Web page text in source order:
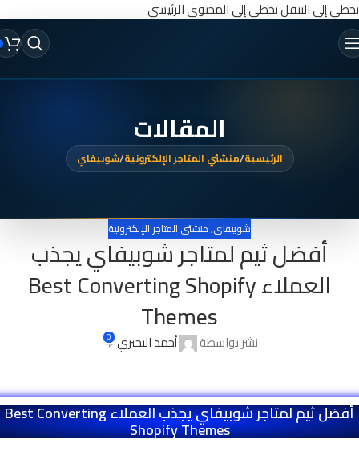
تخطي إلى التنقلتخطي إلى المحتوى الرئيسي
المقالات
الرئيسية/منشئي المتاجر الإلكترونية/شوبيفاي
شوبيفاي,منشئي المتاجر الإلكترونية
أفضل ثيم لمتاجر شوبيفاي يجذب
العملاء Best Converting Shopify
Themes
نشر بواسطة أحمد البحيري 0
أفضل ثيم لمتاجر شوبيفاي يجذب العملاء Best Converting
Shopify Themes